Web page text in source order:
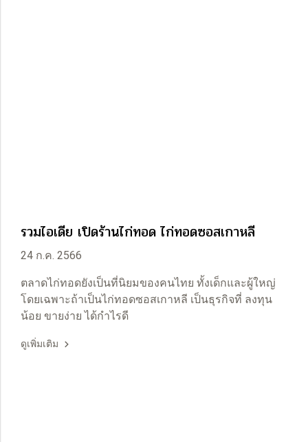
รวมไอเดีย เปิดร้านไก่ทอด ไก่ทอดซอสเกาหลี
24 ก.ค. 2566
ตลาดไก่ทอดยังเป็นที่นิยมของคนไทย ทั้งเด็กและผู้ใหญ่
โดยเฉพาะถ้าเป็นไก่ทอดซอสเกาหลี เป็นธุรกิจที่ ลงทุน
น้อย ขายง่าย ได้กำไรดี
ดูเพิ่มเติม